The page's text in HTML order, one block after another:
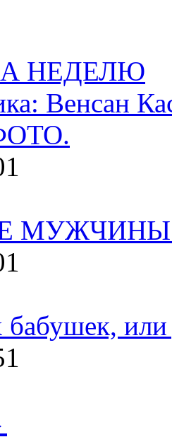
НЕДЕЛЮ
Венсан
МУЖЧИНЫ
или